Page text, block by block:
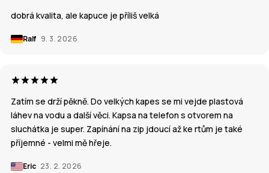
dobrá kvalita, ale kapuce je příliš velká
Ralf 9. 3. 2026
Zatím se drží pěkně. Do velkých kapes se mi vejde plastová
láhev na vodu a další věci. Kapsa na telefon s otvorem na
sluchátka je super. Zapínání na zip jdoucí až ke rtům je také
příjemné - velmi mě hřeje.
Eric 23. 2. 2026